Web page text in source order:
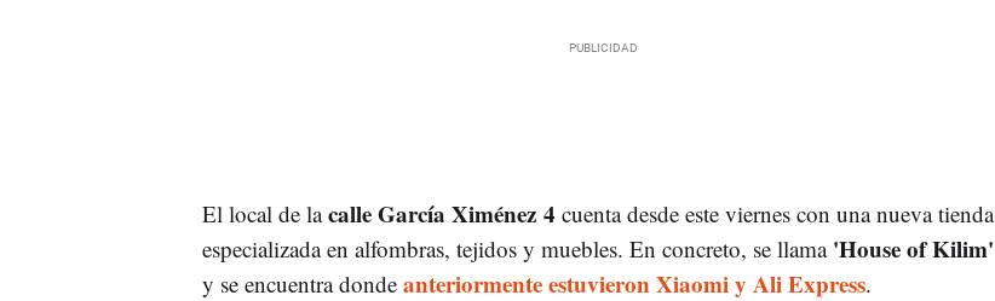
El local de lacalle García Ximénez 4 cuenta desde este viernes con una nueva tienda
especializada en alfombras, tejidos y muebles. En concreto, se llama 'House of Kilim'
y se encuentra donde anteriormente estuvieron Xiaomi y Ali Express.